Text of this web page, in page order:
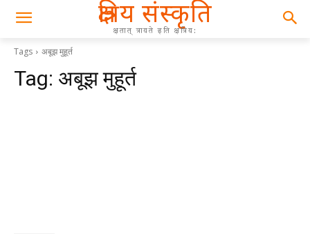
क्षत्रिय संस्कृति
क्षतात् त्रायते इति क्षत्रिय:
Tags अबूझ मुहूर्त
Tag: अबूझ मुहूर्त